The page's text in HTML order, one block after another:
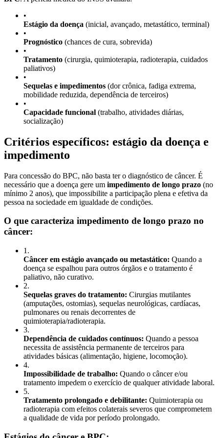
•
Estágio da doença (inicial, avançado, metastático, terminal)
•
Prognóstico (chances de cura, sobrevida)
•
Tratamento (cirurgia, quimioterapia, radioterapia, cuidados
paliativos)
•
Sequelas e impedimentos (dor crônica, fadiga extrema,
mobilidade reduzida, dependência de terceiros)
•
Capacidade funcional (trabalho, atividades diárias,
socialização)
Critérios específicos: estágio da doença e
impedimento
Para concessão do BPC, não basta ter o diagnóstico de câncer. É
necessário que a doença gere um impedimento de longo prazo (no
mínimo 2 anos), que impossibilite a participação plena e efetiva da
pessoa na sociedade em igualdade de condições.
O que caracteriza impedimento de longo prazo no
câncer:
1 .
Câncer em estágio avançado ou metastático: Quando a
doença se espalhou para outros órgãos e o tratamento é
paliativo, não curativo.
2.
Sequelas graves do tratamento: Cirurgias mutilantes
(amputações, ostomias), sequelas neurológicas, cardíacas,
pulmonares ou renais decorrentes de
quimioterapia/radioterapia.
3.
Dependência de cuidados contínuos: Quando a pessoa
necessita de assistência permanente de terceiros para
atividades básicas (alimentação, higiene, locomoção).
4.
Impossibilidade de trabalho: Quando o câncer e/ou
tratamento impedem o exercício de qualquer atividade laboral.
5.
Tratamento prolongado e debilitante: Quimioterapia ou
radioterapia com efeitos colaterais severos que comprometem
a qualidade de vida por período prolongado.